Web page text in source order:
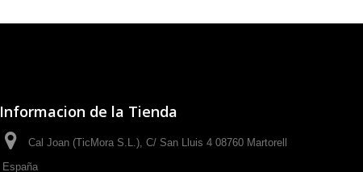
Informacion de la Tienda
Cal Joan (TicMora S.L.), C/ San Lluis 4 08760 Martorell
España